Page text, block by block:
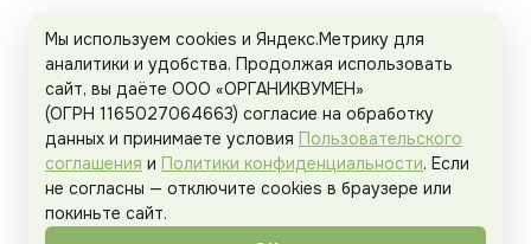
Рекламодателям Политика конфиденциальности
Пользовательское соглашение
Organicwoman.ru . Все права защищены.
Мы используем cookies и Яндекс.Метрику для
аналитики и удобства. Продолжая использовать
сайт, вы даёте ООО «ОРГАНИКВУМЕН»
(ОГРН 1165027064663) согласие на обработку
данных и принимаете условия Пользовательского
соглашения и Политики конфиденциальности. Если
не согласны — отключите cookies в браузере или
покиньте сайт.